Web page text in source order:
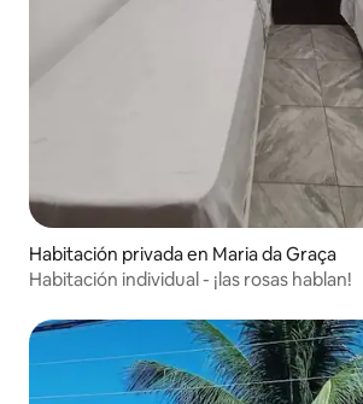
Habitación privada en Maria da Graça
Habitación individual - ¡las rosas hablan!